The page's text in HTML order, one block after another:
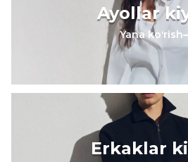
Ayollar
Yana koʻrish
Erkaklar